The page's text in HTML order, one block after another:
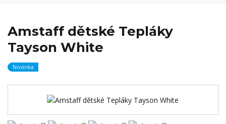
Amstaff dětské Tepláky
Tayson White
Novinka